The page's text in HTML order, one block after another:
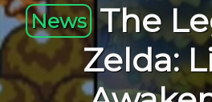
News The
Zelda: